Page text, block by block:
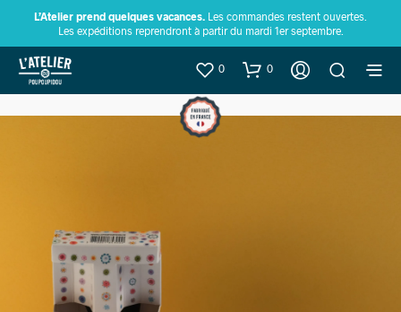
L’Atelier prend quelques vacances. Les commandes restent ouvertes.
Les expéditions reprendront à partir du mardi 1er septembre.
0 0